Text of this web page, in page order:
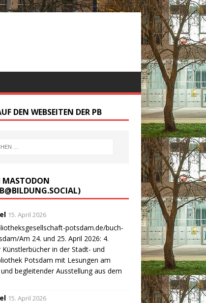
DEN WEBSEITEN DER PB
MASTODON
15. April 2026
potsdam.de/buch-
Am 24. und 25. April 2026: 4.
in der Stadt- und
Potsdam mit Lesungen am
begleitender Ausstellung aus dem
15. April 2026